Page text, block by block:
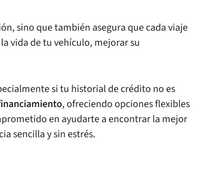
sino que también asegura que cada viaje
vida de tu vehículo, mejorar su
si tu historial de crédito no es
, ofreciendo opciones flexibles
en ayudarte a encontrar la mejor
sencilla y sin estrés.